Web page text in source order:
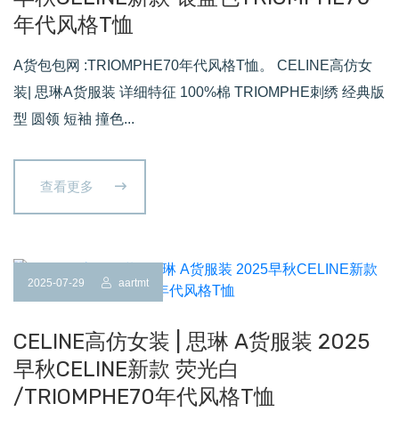
年代风格T恤
A货包包网 :TRIOMPHE70年代风格T恤。 CELINE高仿女
装| 思琳A货服装 详细特征 100%棉 TRIOMPHE刺绣 经典版
型 圆领 短袖 撞色...
查看更多
2025-07-29 aartmt
CELINE高仿女装 | 思琳 A货服装 2025
早秋CELINE新款 荧光白
/TRIOMPHE70年代风格T恤